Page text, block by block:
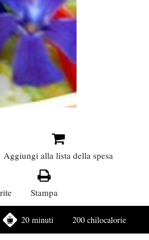
Aggiungi alla lista della spesa
Stampa
20 minuti 200 chilocalorie